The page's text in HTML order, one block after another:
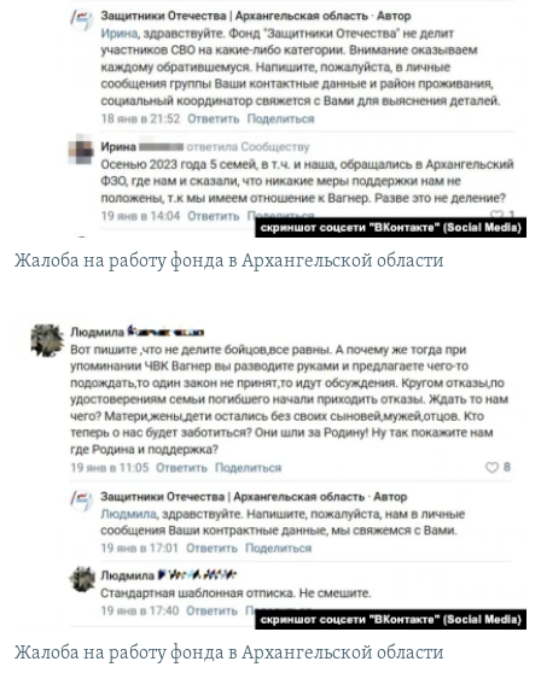
Жалоба на работу фонда в Архангельской области
Жалоба на работу фонда в Архангельской области